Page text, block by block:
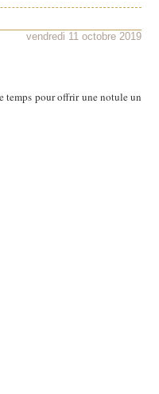
vendredi 11 octobre 2019
temps pour offrir une notule un